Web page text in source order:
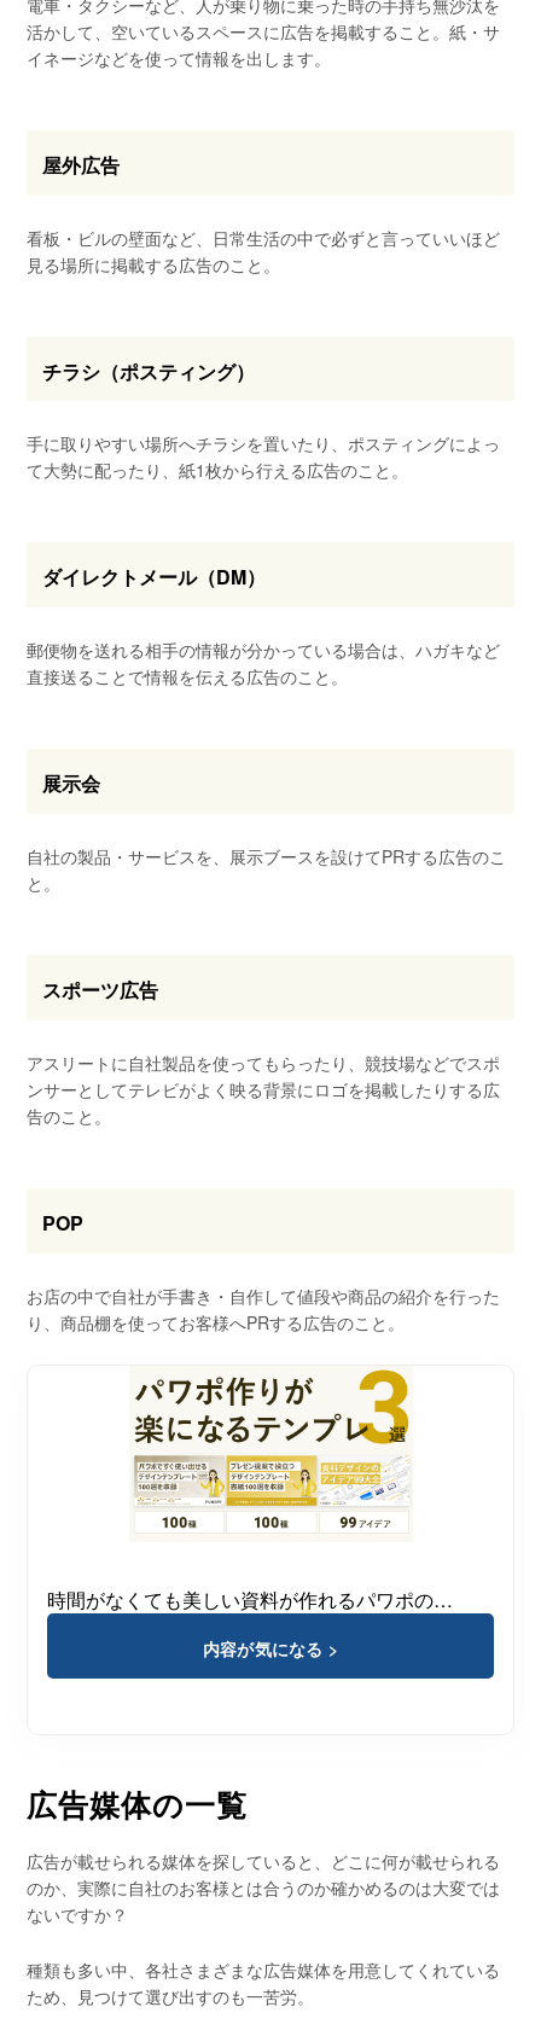
活かして、空いているスペースに広告を掲載すること。紙・サ
イネージなどを使って情報を出します。
屋外広告
看板・ビルの壁面など、日常生活の中で必ずと言っていいほど
見る場所に掲載する広告のこと。
チラシ（ポスティング）
手に取りやすい場所へチラシを置いたり、ポスティングによっ
て大勢に配ったり、紙1枚から行える広告のこと。
ダイレクトメール（DM）
郵便物を送れる相手の情報が分かっている場合は、ハガキなど
直接送ることで情報を伝える広告のこと。
展示会
自社の製品・サービスを、展示ブースを設けてPRする広告のこ
と。
スポーツ広告
アスリートに自社製品を使ってもらったり、競技場などでスポ
ンサーとしてテレビがよく映る背景にロゴを掲載したりする広
告のこと。
POP
お店の中で自社が手書き・自作して値段や商品の紹介を行った
り、商品棚を使ってお客様へPRする広告のこと。
時間がなくても美しい資料が作れるパワポの…
内容が気になる >
広告媒体の一覧
広告が載せられる媒体を探していると、どこに何が載せられる
のか、実際に自社のお客様とは合うのか確かめるのは大変では
ないですか？
種類も多い中、各社さまざまな広告媒体を用意してくれている
ため、見つけて選び出すのも一苦労。